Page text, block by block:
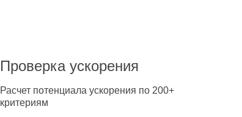
Проверка ускорения
Расчет потенциала ускорения по 200+
критериям